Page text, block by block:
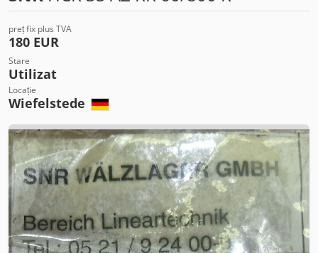
preț fix plus TVA
180 EUR
Stare
Utilizat
Locație
Wiefelstede